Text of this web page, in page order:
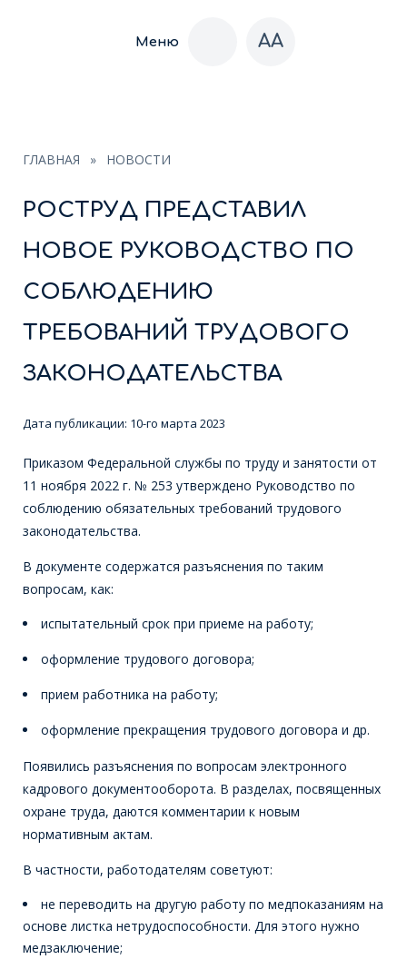
Меню AA
ГЛАВНАЯ » НОВОСТИ
РОСТРУД ПРЕДСТАВИЛ
НОВОЕ РУКОВОДСТВО ПО
СОБЛЮДЕНИЮ
ТРЕБОВАНИЙ ТРУДОВОГО
ЗАКОНОДАТЕЛЬСТВА
Дата публикации: 10-го марта 2023
Приказом Федеральной службы по труду и занятости от
11 ноября 2022 г. № 253 утверждено Руководство по
соблюдению обязательных требований трудового
законодательства.
В документе содержатся разъяснения по таким
вопросам, как:
испытательный срок при приеме на работу;
оформление трудового договора;
прием работника на работу;
оформление прекращения трудового договора и др.
Появились разъяснения по вопросам электронного
кадрового документооборота. В разделах, посвященных
охране труда, даются комментарии к новым
нормативным актам.
В частности, работодателям советуют:
не переводить на другую работу по медпоказаниям на
основе листка нетрудоспособности. Для этого нужно
медзаключение;